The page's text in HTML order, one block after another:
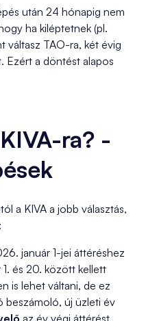
után 24 hónapig nem
ha kiléptetnek (pl.
váltasz TAO-ra, két évig
Ezért a döntést alapos
ra? -
a KIVA a jobb választás,
január 1-jei áttéréshez
és 20. között kellett
is lehet váltani, de ez
beszámoló, új üzleti év